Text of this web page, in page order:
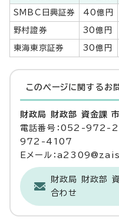
SMBC日興証券 40億円
野村證券 30億円
東海東京証券 30億円
このページに関する お
財政局 財政部 資金課
電話番号：052-972-
972-4107
Eメール：
財政局 財政部
合わせ